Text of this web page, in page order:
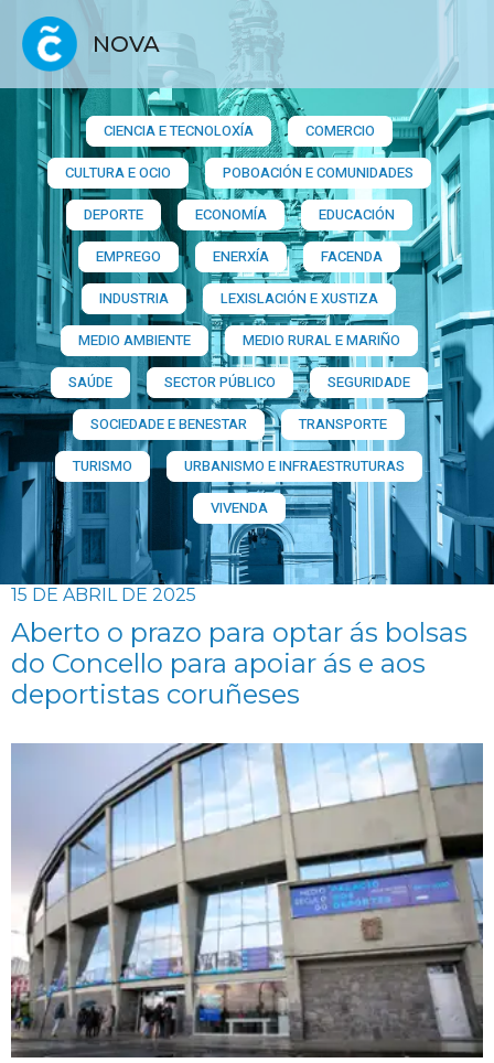
NOVA
CIENCIA E TECNOLOXÍA
COMERCIO
CULTURA E OCIO
POBOACIÓN E COMUNIDADES
DEPORTE
ECONOMÍA
EDUCACIÓN
EMPREGO
ENERXÍA
FACENDA
INDUSTRIA
LEXISLACIÓN E XUSTIZA
MEDIO AMBIENTE
MEDIO RURAL E MARIÑO
SAÚDE
SECTOR PÚBLICO
SEGURIDADE
SOCIEDADE E BENESTAR
TRANSPORTE
TURISMO
URBANISMO E INFRAESTRUTURAS
VIVENDA
15 DE ABRIL DE 2025
Aberto o prazo para optar ás bolsas
do Concello para apoiar ás e aos
deportistas coruñeses